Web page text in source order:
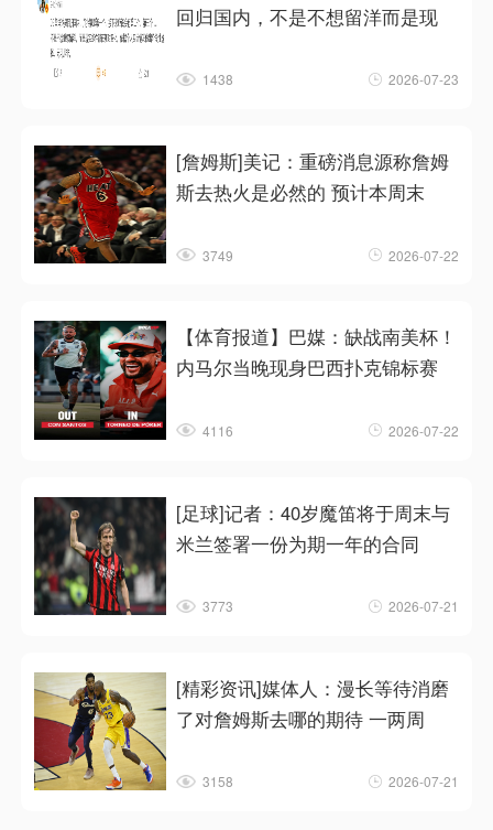
回归国内，不是不想留洋而是现
1438 2026-07-23
[詹姆斯]美记：重磅消息源称詹姆
斯去热火是必然的 预计本周末
3749 2026-07-22
【体育报道】巴媒：缺战南美杯！
内马尔当晚现身巴西扑克锦标赛
4116 2026-07-22
[足球]记者：40岁魔笛将于周末与
米兰签署一份为期一年的合同
3773 2026-07-21
[精彩资讯]媒体人：漫长等待消磨
了对詹姆斯去哪的期待 一两周
3158 2026-07-21